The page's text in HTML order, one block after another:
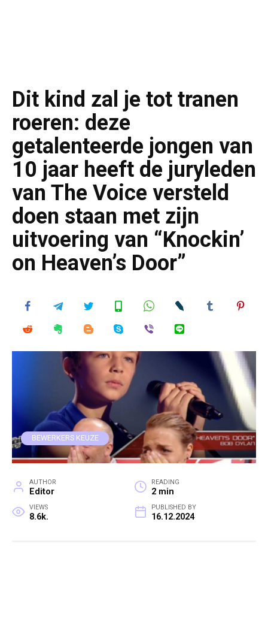
Dit kind zal je tot tranen
roeren: deze
getalenteerde jongen van
10 jaar heeft de juryleden
van The Voice versteld
doen staan met zijn
uitvoering van “Knockin’
on Heaven’s Door”
BEWERKERS KEUZE
AUTHOR
Editor
READING
2 min
VIEWS
8.6k.
PUBLISHED BY
16.12.2024